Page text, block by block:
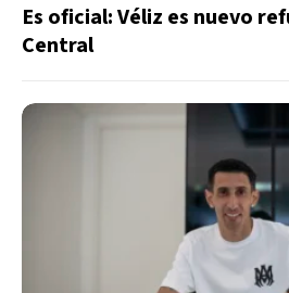
Es oficial: Véliz es nuevo
Central